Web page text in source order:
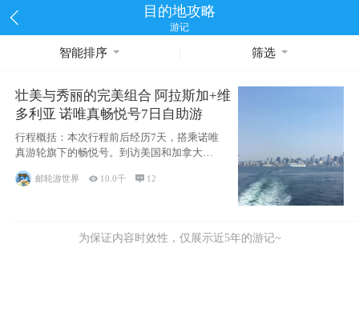
目的地攻略
游记
智能排序 筛选
壮美与秀丽的完美组合 阿拉斯加+维
多利亚 诺唯真畅悦号7日自助游
行程概括：本次行程前后经历7天，搭乘诺唯
真游轮旗下的畅悦号。到访美国和加拿大的4
个州/省：美国华盛顿州
邮轮游世界  10.0千  12
为保证内容时效性，仅展示近5年的游记~